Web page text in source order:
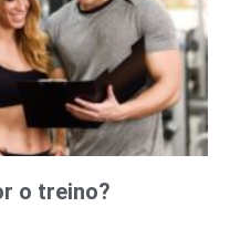
o treino?